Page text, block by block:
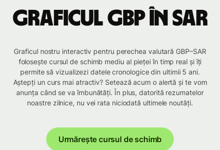
Graficul GBP în SAR
Graficul nostru interactiv pentru perechea valutară GBP–SAR
folosește cursul de schimb mediu al pieței în timp real și îți
permite să vizualizezi datele cronologice din ultimii 5 ani.
Aștepți un curs mai atractiv? Setează acum o alertă și te vom
anunța când se va îmbunătăți. În plus, datorită rezumatelor
noastre zilnice, nu vei rata niciodată ultimele noutăți.
Urmărește cursul de schimb